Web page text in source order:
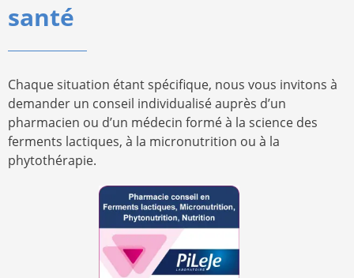
santé
Chaque situation étant spécifique, nous vous invitons à
demander un conseil individualisé auprès d’un
pharmacien ou d’un médecin formé à la science des
ferments lactiques, à la micronutrition ou à la
phytothérapie.